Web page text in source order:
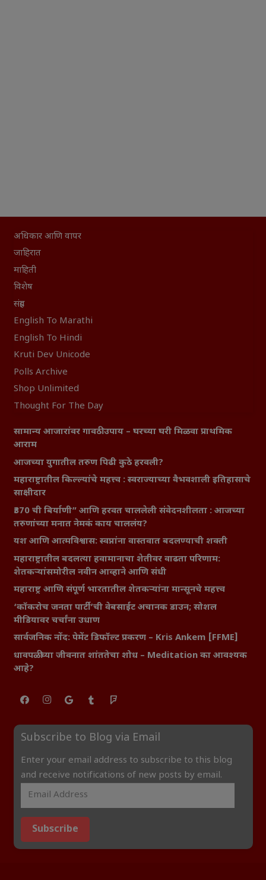
अधिकार आणि वापर
जाहिरात
माहिती
विशेष
संग्रह
English To Marathi
English To Hindi
Kruti Dev Unicode
Polls Archive
Shop Unlimited
Thought For The Day
सामान्य आजारांवर गावठी उपाय – घरच्या घरी मिळवा प्राथमिक
आराम
आजच्या युगातील तरुण पिढी कुठे हरवली?
महाराष्ट्रातील किल्ल्यांचे महत्त्व : स्वराज्याच्या वैभवशाली इतिहासाचे
साक्षीदार
₹370 ची बिर्याणी” आणि हरवत चाललेली संवेदनशीलता : आजच्या
तरुणांच्या मनात नेमकं काय चाललंय?
यश आणि आत्मविश्वास: स्वप्नांना वास्तवात बदलण्याची शक्ती
महाराष्ट्रातील बदलत्या हवामानाचा शेतीवर वाढता परिणाम:
शेतकऱ्यांसमोरील नवीन आव्हाने आणि संधी
महाराष्ट्र आणि संपूर्ण भारतातील शेतकऱ्यांना मान्सूनचे महत्त्व
‘कॉकरोच जनता पार्टी’ची वेबसाईट अचानक डाउन; सोशल
मीडियावर चर्चांना उधाण
सार्वजनिक नोंद: पेमेंट डिफॉल्ट प्रकरण – Kris Ankem [FFME]
धावपळीच्या जीवनात शांततेचा शोध – Meditation का आवश्यक
आहे?
Subscribe to Blog via Email
Enter your email address to subscribe to this blog
and receive notifications of new posts by email.
Subscribe